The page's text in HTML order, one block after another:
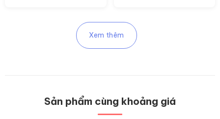
Xem thêm
Sản phẩm cùng khoảng giá